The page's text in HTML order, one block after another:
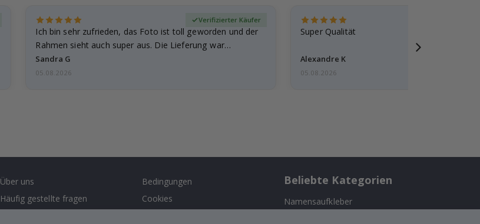
Ich bin sehr zufrieden, das Foto ist toll geworden und der
Rahmen sieht auch super aus. Die Lieferung war
außerdem…
Sandra G
Verifizierter Käufer
05.08.2026
Super Qualität
Alexandre K
05.08.2026
Über uns
Häufig gestellte fragen
Bedingungen
Cookies
Beliebte Kategorien
Namensaufkleber